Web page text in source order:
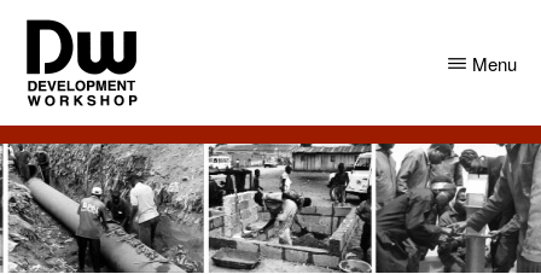
Skip
main
content
Skip
primary
sidebar
DW
Angola
Development
Workshop
Angola
Menu